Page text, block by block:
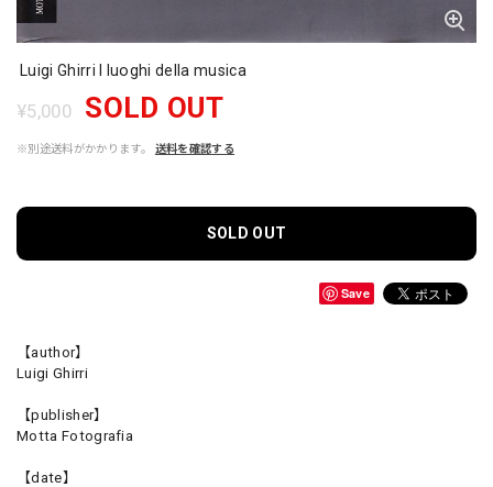
Luigi Ghirri I luoghi della musica
¥5,000 SOLD OUT
※別途送料がかかります。 送料を確認する
SOLD OUT
Save
【author】
Luigi Ghirri
【publisher】
Motta Fotografia
【date】